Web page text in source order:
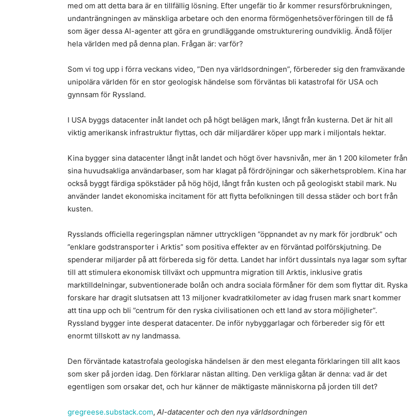
med om att detta bara är en tillfällig lösning. Efter ungefär tio år kommer resursförbrukningen,
undanträngningen av mänskliga arbetare och den enorma förmögenhetsöverföringen till de få
som äger dessa AI-agenter att göra en grundläggande omstrukturering oundviklig. Ändå följer
hela världen med på denna plan. Frågan är: varför?
Som vi tog upp i förra veckans video, ”Den nya världsordningen”, förbereder sig den framväxande
unipolära världen för en stor geologisk händelse som förväntas bli katastrofal för USA och
gynnsam för Ryssland.
I USA byggs datacenter inåt landet och på högt belägen mark, långt från kusterna. Det är hit all
viktig amerikansk infrastruktur flyttas, och där miljardärer köper upp mark i miljontals hektar.
Kina bygger sina datacenter långt inåt landet och högt över havsnivån, mer än 1 200 kilometer från
sina huvudsakliga användarbaser, som har klagat på fördröjningar och säkerhetsproblem. Kina har
också byggt färdiga spökstäder på hög höjd, långt från kusten och på geologiskt stabil mark. Nu
använder landet ekonomiska incitament för att flytta befolkningen till dessa städer och bort från
kusten.
Rysslands officiella regeringsplan nämner uttryckligen ”öppnandet av ny mark för jordbruk” och
”enklare godstransporter i Arktis” som positiva effekter av en förväntad polförskjutning. De
spenderar miljarder på att förbereda sig för detta. Landet har infört dussintals nya lagar som syftar
till att stimulera ekonomisk tillväxt och uppmuntra migration till Arktis, inklusive gratis
marktilldelningar, subventionerade bolån och andra sociala förmåner för dem som flyttar dit. Ryska
forskare har dragit slutsatsen att 13 miljoner kvadratkilometer av idag frusen mark snart kommer
att tina upp och bli ”centrum för den ryska civilisationen och ett land av stora möjligheter”.
Ryssland bygger inte desperat datacenter. De inför nybyggarlagar och förbereder sig för ett
enormt tillskott av ny landmassa.
Den förväntade katastrofala geologiska händelsen är den mest eleganta förklaringen till allt kaos
som sker på jorden idag. Den förklarar nästan allting. Den verkliga gåtan är denna: vad är det
egentligen som orsakar det, och hur känner de mäktigaste människorna på jorden till det?
gregreese.substack.com, AI-datacenter och den nya världsordningen